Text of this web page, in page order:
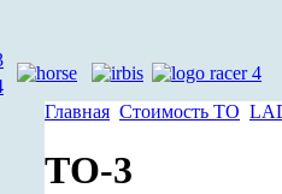
Главная Стоимость ТО
ТО-3